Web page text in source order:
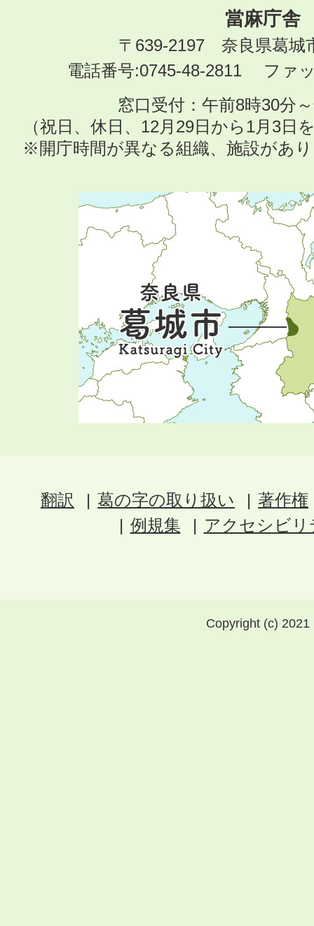
當麻庁舎
〒639-2197 奈良県葛城
電話番号:0745-48-2811 ファ
窓口受付：午前8時30分
（祝日、休日、12月29日から1月3日
※開庁時間が異なる組織、施設があ
翻訳 葛の字の取り扱い
著作権
例規集
アクセシビ
Copyright (c)